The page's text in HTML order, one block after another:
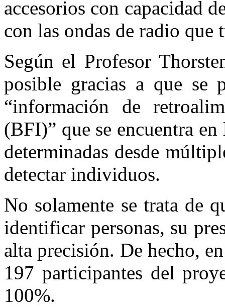
accesorios con capacidad
con las ondas de radio que
Según el Profesor
posible gracias a que se
“información de
(BFI)” que se encuentra
determinadas desde
detectar individuos.
No solamente se trata de
identificar personas, su
alta precisión. De hecho,
197 participantes del
100%.